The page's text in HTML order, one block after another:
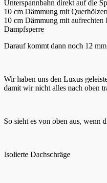
Unterspannbahn direkt auf die
10 cm Dämmung mit
10 cm Dämmung mit aufrechten
Dampfsperre
Darauf kommt dann noch 12
Wir haben uns den Luxus
damit wir nicht alles nach oben
So sieht es von oben aus, wenn
Isolierte Dachschräge